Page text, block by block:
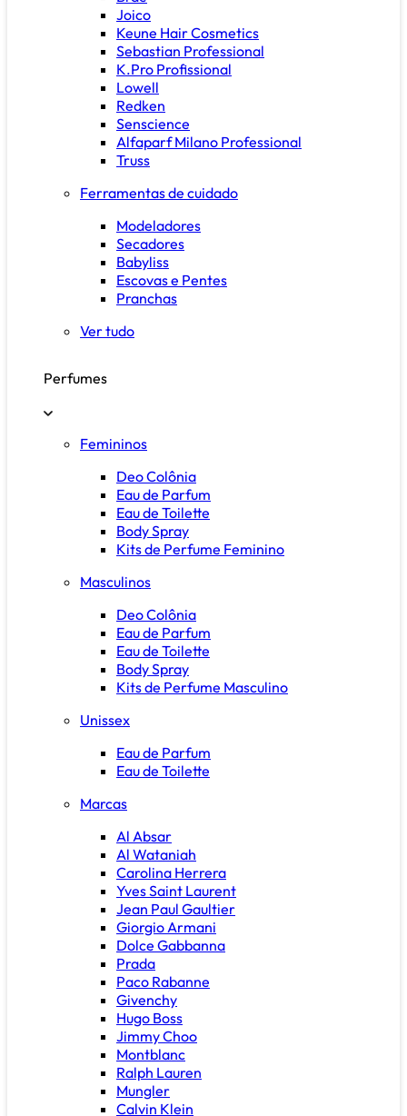
Joico
Keune Hair Cosmetics
Sebastian Professional
K.Pro Profissional
Lowell
Redken
Senscience
Alfaparf Milano Professional
Truss
Ferramentas de cuidado
Modeladores
Secadores
Babyliss
Escovas e Pentes
Pranchas
Ver tudo
Perfumes
Femininos
Deo Colônia
Eau de Parfum
Eau de Toilette
Body Spray
Kits de Perfume Feminino
Masculinos
Deo Colônia
Eau de Parfum
Eau de Toilette
Body Spray
Kits de Perfume Masculino
Unissex
Eau de Parfum
Eau de Toilette
Marcas
Al Absar
Al Wataniah
Carolina Herrera
Yves Saint Laurent
Jean Paul Gaultier
Giorgio Armani
Dolce Gabbanna
Prada
Paco Rabanne
Givenchy
Hugo Boss
Jimmy Choo
Montblanc
Ralph Lauren
Mungler
Calvin Klein